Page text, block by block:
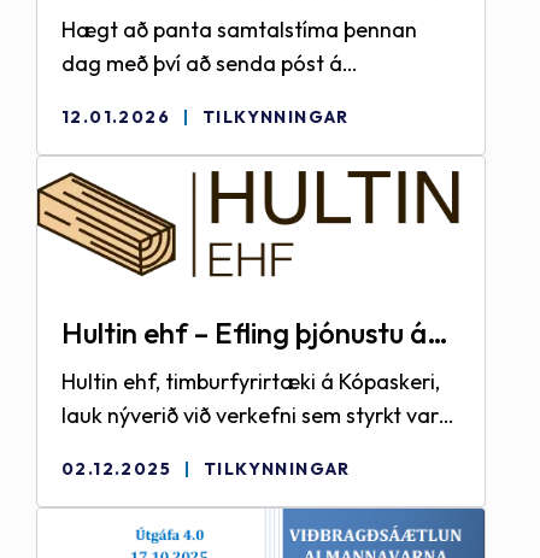
vinna á Kópaskeri 22. janúar
nk.
Hægt að panta samtalstíma þennan
dag með því að senda póst á
12.01.2026 TILKYNNINGAR
Hultin ehf – Efling þjónustu á
svæðinu með betri
markaðssetningu
Hultin ehf, timburfyrirtæki á Kópaskeri,
lauk nýverið við verkefni sem styrkt var
02.12.2025 TILKYNNINGAR